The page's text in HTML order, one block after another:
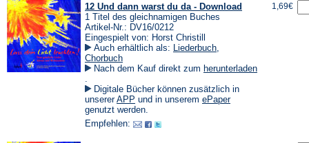
12 Und dann warst du da - Download
1 Titel des gleichnamigen Buches
Artikel-Nr.: DV16/0212
Eingespielt von: Horst Christill
Auch erhältlich als: Liederbuch,
Chorbuch
Nach dem Kauf direkt zum herunterladen
in
einem
neuen
Tab)
.
Digitale Bücher können zusätzlich in
unsererAPP (Öffnet
in
neuen
und in unserem ePaper(Öffnet
genutzt werden.
Empfehlen:
1,69€